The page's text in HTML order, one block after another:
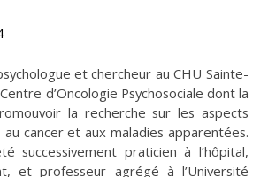
et chercheur au CHU Sainte-
d’Oncologie Psychosociale dont la
la recherche sur les aspects
au cancer et aux maladies apparentées.
successivement praticien à l’hôpital,
et professeur agrégé à l’Université